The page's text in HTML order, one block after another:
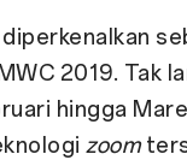
2019. Tak
hingga
zoom